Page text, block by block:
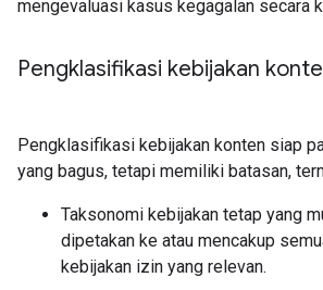
mengevaluasi kasus kegagalan secara
Pengklasifikasi kebijakan
Pengklasifikasi kebijakan konten siap
yang bagus, tetapi memiliki batasan,
Taksonomi kebijakan tetap yang
dipetakan ke atau mencakup
kebijakan izin yang relevan.